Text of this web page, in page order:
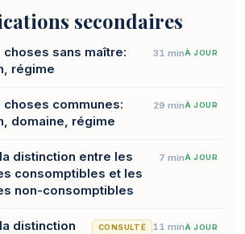
secondaires
choses sans maître:
régime
31 minÀ JOUR
choses communes:
domaine, régime
29 minÀ JOUR
distinction entre les
consomptibles et les
non-consomptibles
7 minÀ JOUR
distinction
CONSULTÉ 11 minÀ JOUR